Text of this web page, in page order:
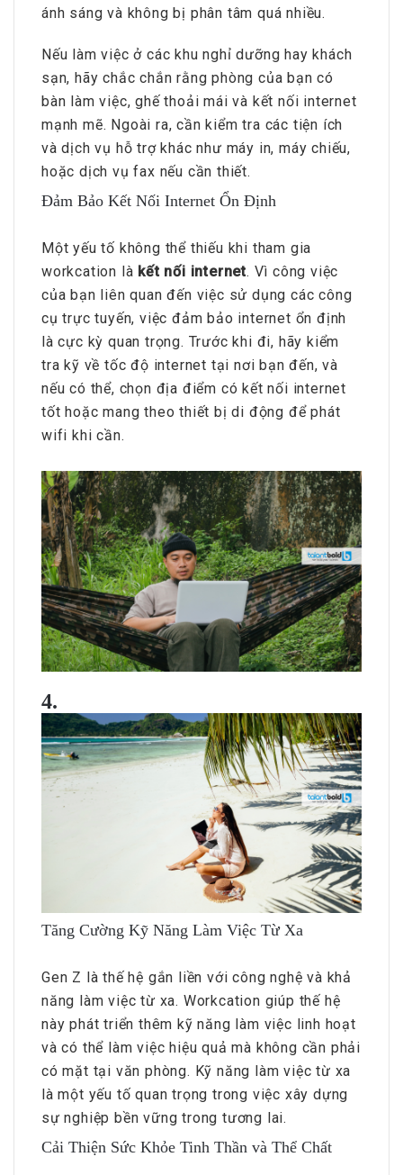
ánh sáng và không bị phân tâm quá nhiều.
Nếu làm việc ở các khu nghỉ dưỡng hay khách
sạn, hãy chắc chắn rằng phòng của bạn có
bàn làm việc, ghế thoải mái và kết nối internet
mạnh mẽ. Ngoài ra, cần kiểm tra các tiện ích
và dịch vụ hỗ trợ khác như máy in, máy chiếu,
hoặc dịch vụ fax nếu cần thiết.
Đảm Bảo Kết Nối Internet Ổn Định
Một yếu tố không thể thiếu khi tham gia
workcation là kết nối internet. Vì công việc
của bạn liên quan đến việc sử dụng các công
cụ trực tuyến, việc đảm bảo internet ổn định
là cực kỳ quan trọng. Trước khi đi, hãy kiểm
tra kỹ về tốc độ internet tại nơi bạn đến, và
nếu có thể, chọn địa điểm có kết nối internet
tốt hoặc mang theo thiết bị di động để phát
wifi khi cần.
4.
Tăng Cường Kỹ Năng Làm Việc Từ Xa
Gen Z là thế hệ gắn liền với công nghệ và khả
năng làm việc từ xa. Workcation giúp thế hệ
này phát triển thêm kỹ năng làm việc linh hoạt
và có thể làm việc hiệu quả mà không cần phải
có mặt tại văn phòng. Kỹ năng làm việc từ xa
là một yếu tố quan trọng trong việc xây dựng
sự nghiệp bền vững trong tương lai.
Cải Thiện Sức Khỏe Tinh Thần và Thể Chất